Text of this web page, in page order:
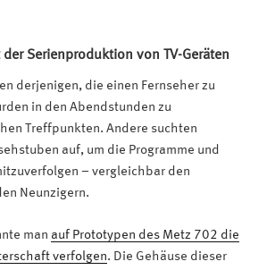
der Serienproduktion von TV-Geräten
derjenigen, die einen Fernseher zu
in den Abendstunden zu
Treffpunkten. Andere suchten
auf, um die Programme und
– vergleichbar den
Neunzigern.
man auf Prototypen des Metz 702 die
verfolgen. Die Gehäuse dieser